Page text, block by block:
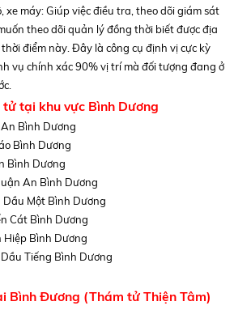
xe máy: Giúp việc điều tra, theo dõi giám sát
theo dõi quản lý đồng thời biết được địa
điểm này. Đây là công cụ định vị cực kỳ
vụ chính xác 90% vị trí mà đối tượng đang ở
tại khu vực Bình Dương
Bình Dương
Bình Dương
Bình Dương
An Bình Dương
Một Bình Dương
Cát Bình Dương
Bình Dương
Tiếng Bình Dương
Bình Đương (Thám tử Thiện Tâm)